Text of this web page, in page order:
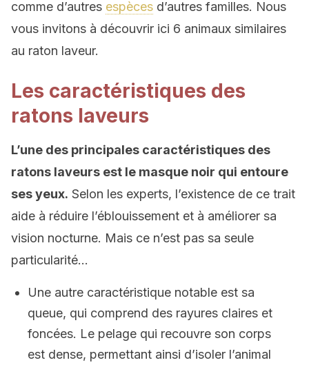
comme d’autres espèces d’autres familles. Nous
vous invitons à découvrir ici 6 animaux similaires
au raton laveur.
Les caractéristiques des
ratons laveurs
L’une des principales caractéristiques des
ratons laveurs est le masque noir qui entoure
ses yeux. Selon les experts, l’existence de ce trait
aide à réduire l’éblouissement et à améliorer sa
vision nocturne. Mais ce n’est pas sa seule
particularité…
Une autre caractéristique notable est sa
queue, qui comprend des rayures claires et
foncées. Le pelage qui recouvre son corps
est dense, permettant ainsi d’isoler l’animal